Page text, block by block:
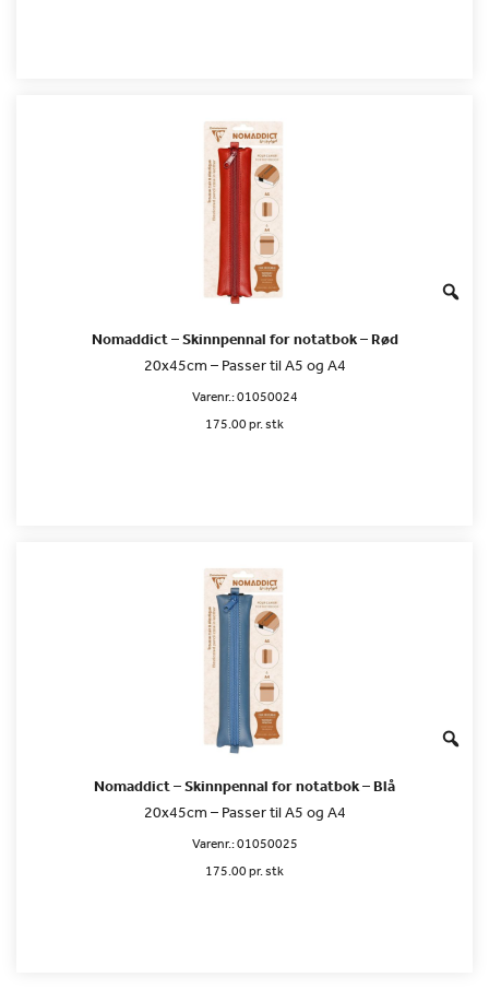
Nomaddict – Skinnpennal for notatbok – Rød
20x45cm – Passer til A5 og A4
Varenr.:01050024
175.00 pr. stk
Nomaddict – Skinnpennal for notatbok – Blå
20x45cm – Passer til A5 og A4
Varenr.:01050025
175.00 pr. stk